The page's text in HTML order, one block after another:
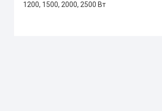
1200, 1500, 2000, 2500 Вт